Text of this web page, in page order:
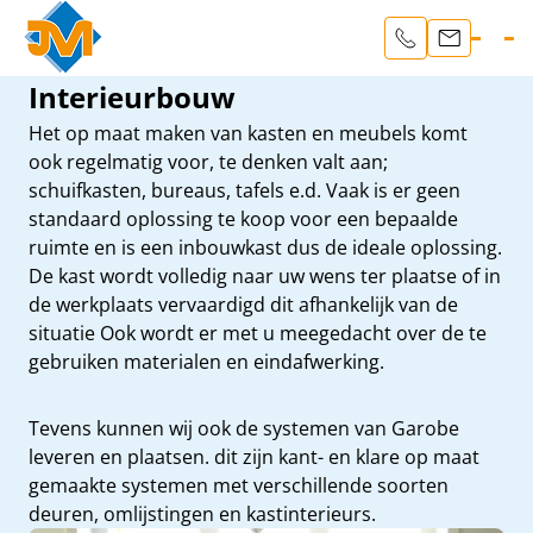
Interieurbouw
Het op maat maken van kasten en meubels komt
ook regelmatig voor, te denken valt aan;
schuifkasten, bureaus, tafels e.d. Vaak is er geen
standaard oplossing te koop voor een bepaalde
ruimte en is een inbouwkast dus de ideale oplossing.
De kast wordt volledig naar uw wens ter plaatse of in
de werkplaats vervaardigd dit afhankelijk van de
situatie Ook wordt er met u meegedacht over de te
gebruiken materialen en eindafwerking.
Tevens kunnen wij ook de systemen van Garobe
leveren en plaatsen. dit zijn kant- en klare op maat
gemaakte systemen met verschillende soorten
deuren, omlijstingen en kastinterieurs.